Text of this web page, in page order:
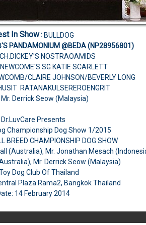
In Show: BULLDOG
PANDAMONIUM @BEDA (NP28956801)
NOSTRAOAMIDS
SG KATIE SCARLETT
CLAIRE JOHNSON/BEVERLY LONG
RATANAKULSEREROENGRIT
Mr. Derrick Seow (Malaysia)
Dr.LuvCare Presents
Championship Dog Show 1/2015
BREED CHAMPIONSHIP DOG SHOW
(Australia), Mr. Jonathan Mesach
Mr. Derrick Seow (Malaysia)
Dog Club Of Thailand
Plaza Rama2, Bangkok Thailand
14 February 2014